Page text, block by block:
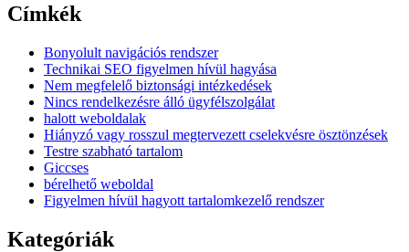
Címkék
Bonyolult navigációs rendszer
Technikai SEO figyelmen hívül hagyása
Nem megfelelő biztonsági intézkedések
Nincs rendelkezésre álló ügyfélszolgálat
halott weboldalak
Hiányzó vagy rosszul megtervezett cselekvésre ösztönzések
Testre szabható tartalom
Giccses
bérelhető weboldal
Figyelmen hívül hagyott tartalomkezelő rendszer
Kategóriák